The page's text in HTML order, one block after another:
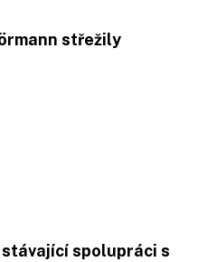
střežily
spolupráci s